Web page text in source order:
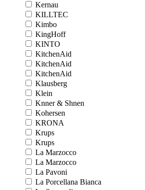
Kernau
KILLTEC
Kimbo
KingHoff
KINTO
KitchenAid
KitchenAid
KitchenAid
Klausberg
Klein
Knner & Shnen
Kohersen
KRONA
Krups
Krups
La Marzocco
La Marzocco
La Pavoni
La Porcellana Bianca